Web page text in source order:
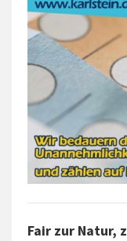
Fair zur Natur,